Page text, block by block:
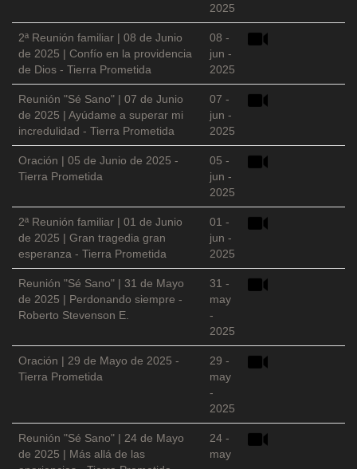
2025
2ª Reunión familiar | 08 de Junio
de 2025 | Confío en la providencia
de Dios - Tierra Prometida
08 -
jun -
2025
Reunión "Sé Sano" | 07 de Junio
de 2025 | Ayúdame a superar mi
incredulidad - Tierra Prometida
07 -
jun -
2025
Oración | 05 de Junio de 2025 -
Tierra Prometida
05 -
jun -
2025
2ª Reunión familiar | 01 de Junio
de 2025 | Gran tragedia gran
esperanza - Tierra Prometida
01 -
jun -
2025
Reunión "Sé Sano" | 31 de Mayo
de 2025 | Perdonando siempre -
Roberto Stevenson E.
31 -
may
-
2025
Oración | 29 de Mayo de 2025 -
Tierra Prometida
29 -
may
-
2025
Reunión "Sé Sano" | 24 de Mayo
de 2025 | Más allá de las
24 -
may